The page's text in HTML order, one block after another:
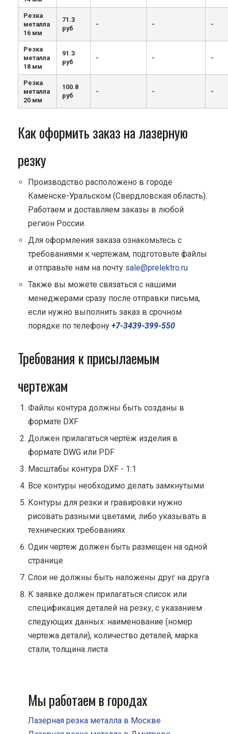
Резка
металла
16 мм
71.3
руб
- - -
Резка
металла
18 мм
91.3
руб
- - -
Резка
металла
20 мм
100.8
руб
- - -
Как оформить заказ на лазерную
резку
Производство расположено в городе
Каменске-Уральском (Свердловская область).
Работаем и доставляем заказы в любой
регион России.
Для оформления заказа ознакомьтесь с
требованиями к чертежам, подготовьте файлы
и отправьте нам на почту sale@prelektro.ru
Также вы можете связаться с нашими
менеджерами сразу после отправки письма,
если нужно выполнить заказ в срочном
порядке по телефону +7-3439-399-550
Требования к присылаемым
чертежам
Файлы контура должны быть созданы в
формате DXF
Должен прилагаться чертёж изделия в
формате DWG или PDF
Масштабы контура DXF - 1:1
Все контуры необходимо делать замкнутыми
Контуры для резки и гравировки нужно
рисовать разными цветами, либо указывать в
технических требованиях
Один чертеж должен быть размещен на одной
странице
Cлои не должны быть наложены друг на друга
К заявке должен прилагаться список или
спецификация деталей на резку, с указанием
следующих данных: наименование (номер
чертежа детали), количество деталей, марка
стали, толщина листа
Мы работаем в городах
Лазерная резка металла в Москве